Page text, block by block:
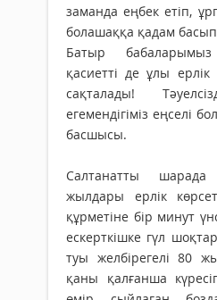
заманда еңбек етіп,
болашаққа қадам басып
Батыр
қасиетті де ұлы
сақталады!
егемендігіміз еңселі
басшысы.
Салтанатты
жылдары ерлік
құрметіне бір минут
ескерткішке гүл
туы желбірегелі 80
қаны қалғанша